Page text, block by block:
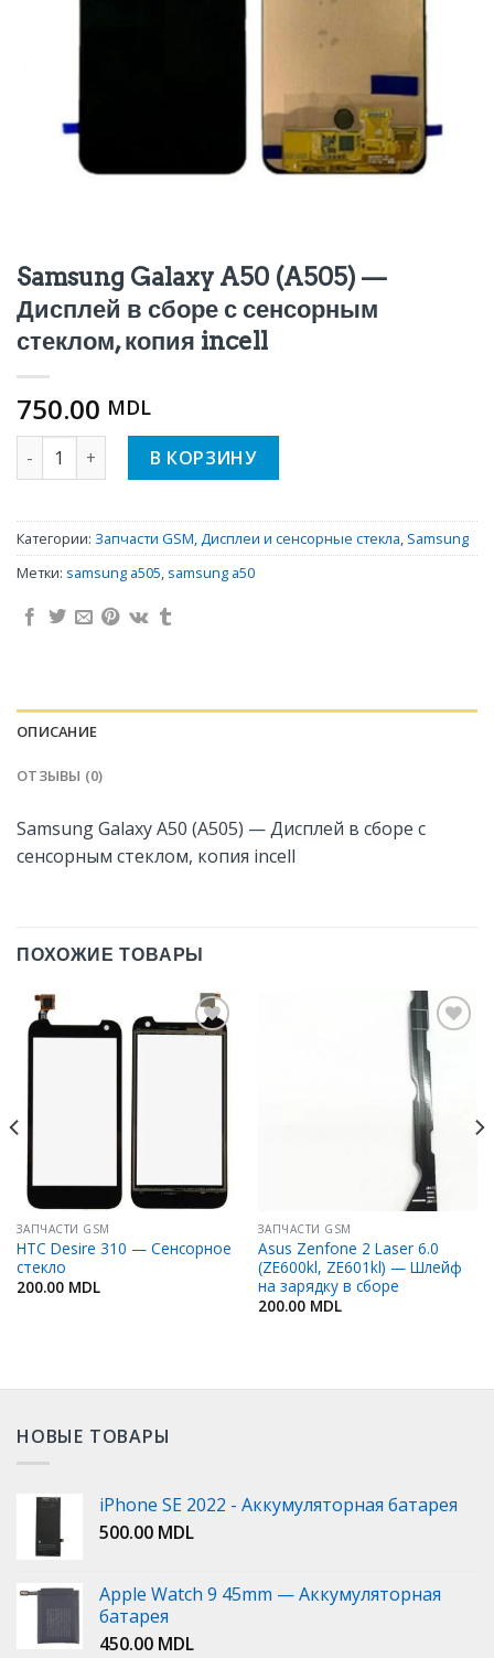
Samsung Galaxy A50 (A505) —
Дисплей в сборе с сенсорным
стеклом, копия incell
750.00 MDL
Количество Samsung Galaxy A50 (A505) — Дисплей в
В КОРЗИНУ
Категории: Запчасти GSM,Дисплеи и сенсорные стекла, Samsung
Метки: samsung a505, samsung a50
ОПИСАНИЕ
ОТЗЫВЫ (0)
Samsung Galaxy A50 (A505) — Дисплей в сборе с
сенсорным стеклом, копия incell
ПОХОЖИЕ ТОВАРЫ
ЗАПЧАСТИ GSM
HTC Desire 310 — Сенсорное
стекло
200.00 MDL
Добавить
в
Избранное
ЗАПЧАСТИ GSM
Asus Zenfone 2 Laser 6.0
(ZE600kl, ZE601kl) — Шлейф
на зарядку в сборе
200.00 MDL
НОВЫЕ ТОВАРЫ
iPhone SE 2022 - Аккумуляторная батарея
500.00 MDL
Apple Watch 9 45mm — Аккумуляторная
батарея
450.00 MDL